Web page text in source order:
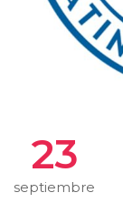
23
septiembre